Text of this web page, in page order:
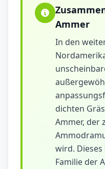
Ammer
In den
dichten
Ammer, der
wird.
Familie der